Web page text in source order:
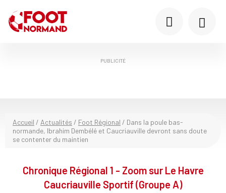
PUBLICITÉ
Accueil / Actualités / Foot Régional / Dans la poule bas-
normande, Ibrahim Dembélé et Caucriauville devront sans doute
se contenter du maintien
Chronique Régional 1 - Zoom sur Le Havre
Caucriauville Sportif (Groupe A)